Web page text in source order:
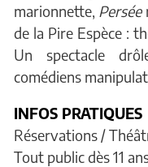
marionnette, Persée
de la Pire Espèce :
Un spectacle
comédiens
INFOS PRATIQUES
Réservations /
Tout public dès 11